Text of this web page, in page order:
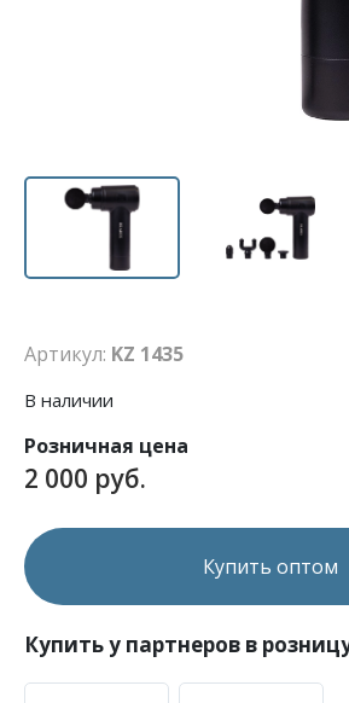
Артикул: KZ 1435
В наличии
Розничная цена
2 000 руб.
Купить оптом
Купить у партнеров в